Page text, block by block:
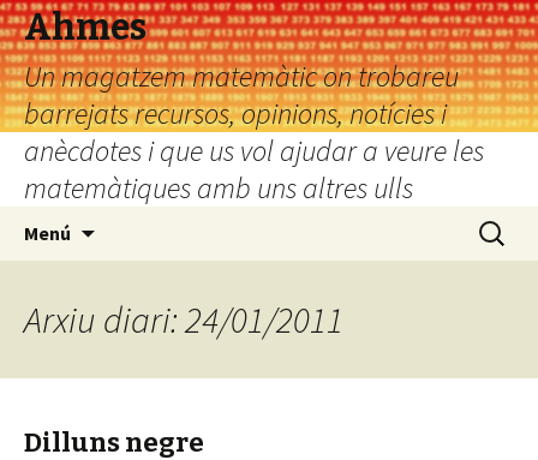
Ahmes
Un magatzem matemàtic on trobareu
barrejats recursos, opinions, notícies i
anècdotes i que us vol ajudar a veure les
matemàtiques amb uns altres ulls
Menú Cerca:
Arxiu diari: 24/01/2011
Dilluns negre